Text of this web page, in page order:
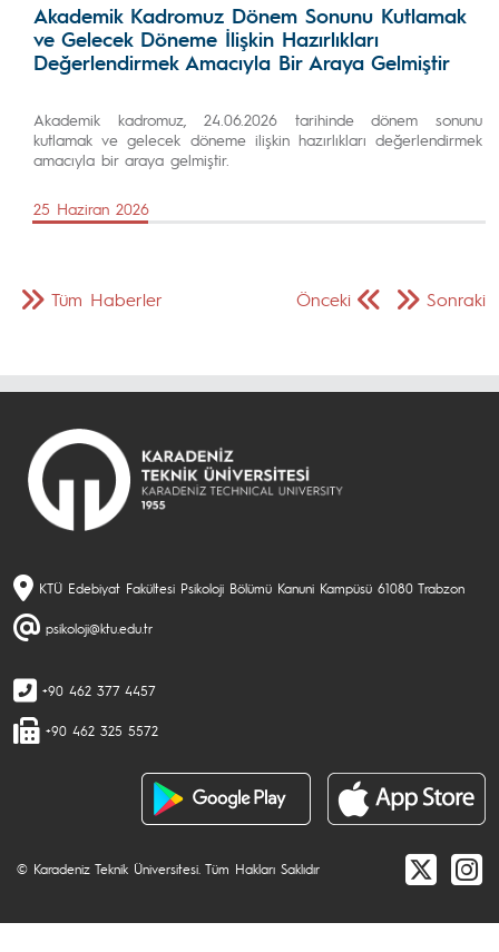
Akademik Kadromuz Dönem Sonunu Kutlamak
ve Gelecek Döneme İlişkin Hazırlıkları
Değerlendirmek Amacıyla Bir Araya Gelmiştir
Akademik kadromuz, 24.06.2026 tarihinde dönem sonunu
kutlamak ve gelecek döneme ilişkin hazırlıkları değerlendirmek
amacıyla bir araya gelmiştir.
25 Haziran 2026
Önceki Sonraki
Tüm Haberler
KTÜ Edebiyat Fakültesi Psikoloji Bölümü Kanuni Kampüsü 61080 Trabzon
psikoloji@ktu.edu.tr
+90 462 377 4457
+90 462 325 5572
© Karadeniz Teknik Üniversitesi. Tüm Hakları Saklıdır